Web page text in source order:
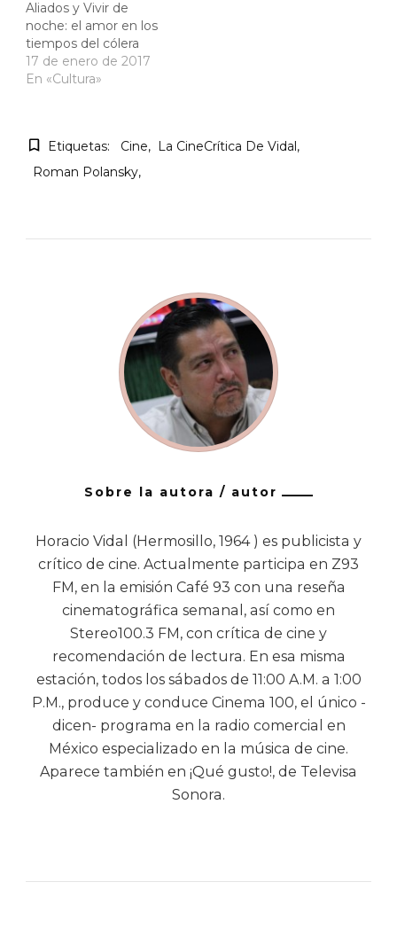
Aliados y Vivir de
noche: el amor en los
tiempos del cólera
17 de enero de 2017
En «Cultura»
Etiquetas: Cine
La CineCrítica De Vidal
Roman Polansky
Sobre la autora / autor
Horacio Vidal (Hermosillo, 1964 ) es publicista y
crítico de cine. Actualmente participa en Z93
FM, en la emisión Café 93 con una reseña
cinematográfica semanal, así como en
Stereo100.3 FM, con crítica de cine y
recomendación de lectura. En esa misma
estación, todos los sábados de 11:00 A.M. a 1:00
P.M., produce y conduce Cinema 100, el único -
dicen- programa en la radio comercial en
México especializado en la música de cine.
Aparece también en ¡Qué gusto!, de Televisa
Sonora.